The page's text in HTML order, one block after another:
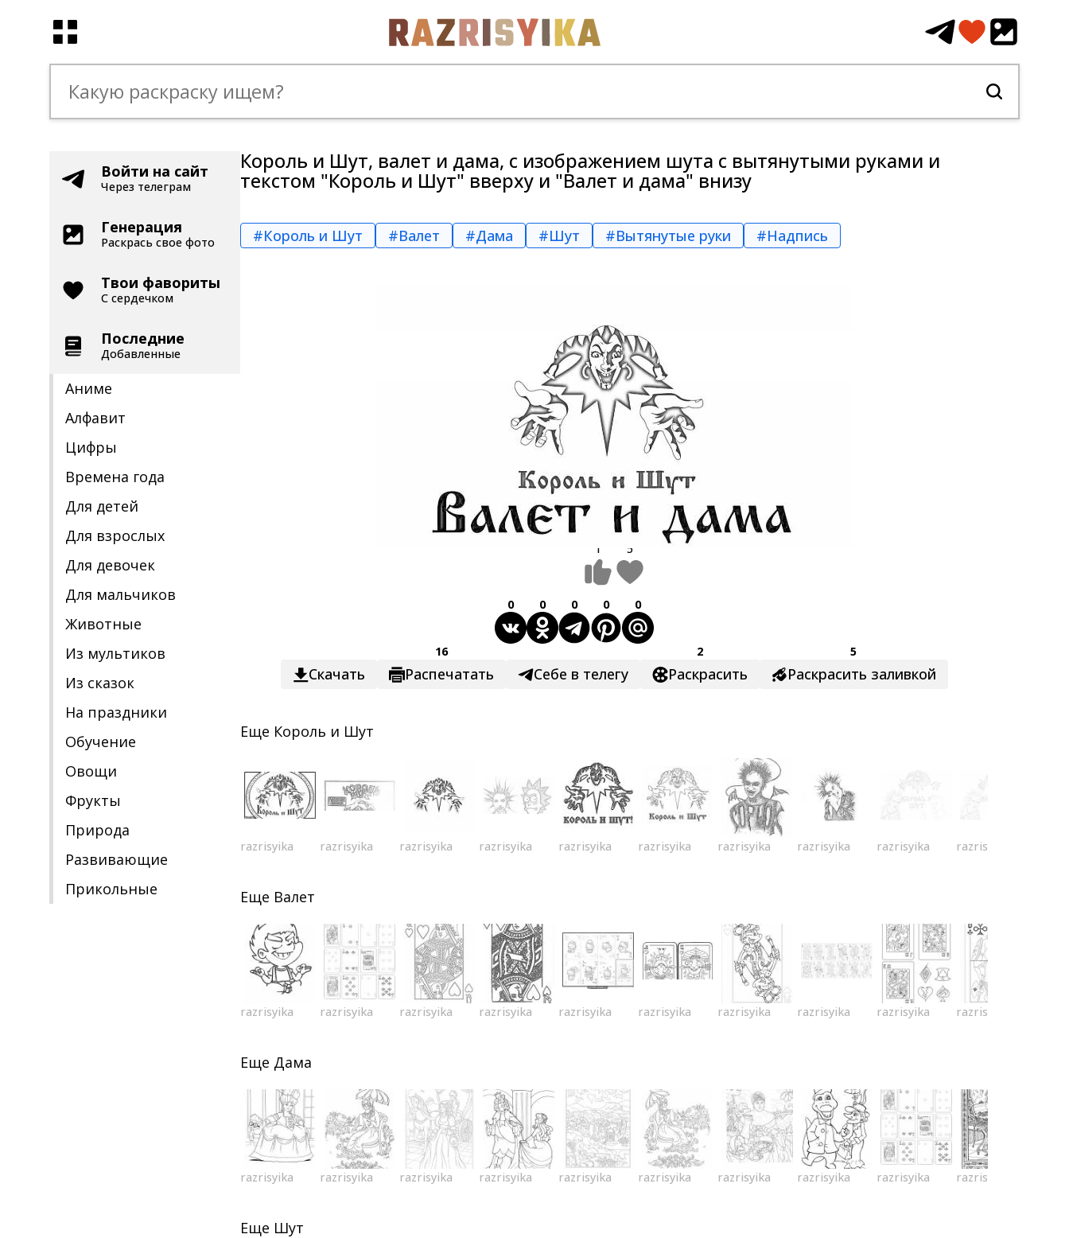
Войти на сайт
Через телеграм
Генерация
Раскрась свое фото
Твои фавориты
С сердечком
Последние
Добавленные
Аниме
Алфавит
Цифры
Времена года
Для детей
Для взрослых
Для девочек
Для мальчиков
Животные
Из мультиков
Из сказок
На праздники
Обучение
Овощи
Фрукты
Природа
Развивающие
Прикольные
Король и Шут, валет и дама, с изображением шута с вытянутыми руками и
текстом "Король и Шут" вверху и "Валет и дама" внизу
#Король и Шут #Валет #Дама #Шут #Вытянутые руки #Надпись
1 5
0 0 0 0 0
Скачать
16
Распечатать Себе в телегу
2
Раскрасить
5
Раскрасить заливкой
Еще Король и Шут
razrisyika razrisyika razrisyika razrisyika razrisyika razrisyika razrisyika razrisyika razrisyika razrisyika
Еще Валет
razrisyika razrisyika razrisyika razrisyika razrisyika razrisyika razrisyika razrisyika razrisyika razrisyika
Еще Дама
razrisyika razrisyika razrisyika razrisyika razrisyika razrisyika razrisyika razrisyika razrisyika razrisyika
Еще Шут